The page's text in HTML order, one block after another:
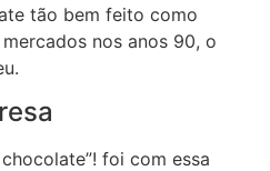
tão bem feito como
nos anos 90, o
foi com essa